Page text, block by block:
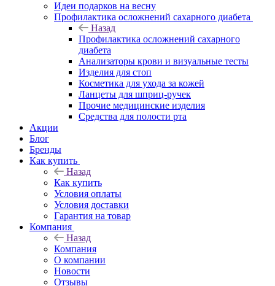
Идеи подарков на весну
Профилактика осложнений сахарного диабета
Назад
Профилактика осложнений сахарного
диабета
Анализаторы крови и визуальные тесты
Изделия для стоп
Косметика для ухода за кожей
Ланцеты для шприц-ручек
Прочие медицинские изделия
Средства для полости рта
Акции
Блог
Бренды
Как купить
Назад
Как купить
Условия оплаты
Условия доставки
Гарантия на товар
Компания
Назад
Компания
О компании
Новости
Отзывы